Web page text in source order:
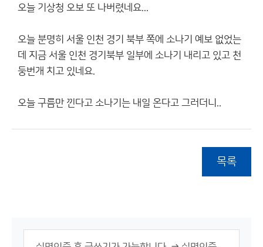
오늘 기상청 오보 또 나버렸네요...
오늘 분명히 서울 인천 경기 북부 쪽에 소나기 예보 없었는
데 지금 서울 인천 경기북부 일부에 소나기 내리고 있고 천
둥번개 치고 있네요.
오늘 구름만 낀다고 소나기는 내일 온다고 그러더니..
목록